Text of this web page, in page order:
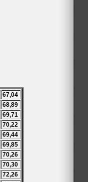
67,04
68,89
69,71
70,22
69,44
69,85
70,26
70,30
72,26